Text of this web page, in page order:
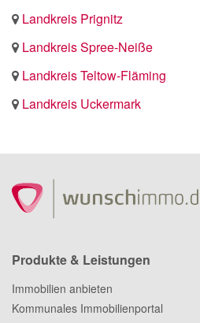
Landkreis Prignitz
Landkreis Spree-Neiße
Landkreis Teltow-Fläming
Landkreis Uckermark
Produkte & Leistungen
Immobilien anbieten
Kommunales Immobilienportal